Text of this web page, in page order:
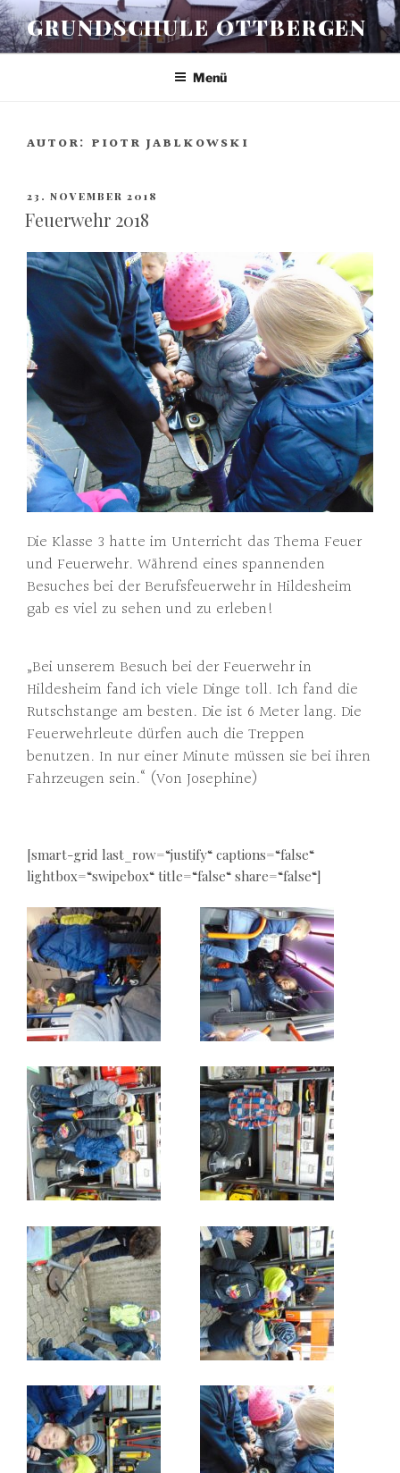
Zum
Inhalt
springen
GRUNDSCHULE OTTBERGEN
Menü
AUTOR: PIOTR JABLKOWSKI
VERÖFFENTLICHT
AM
23. NOVEMBER 2018
Feuerwehr 2018
Die Klasse 3 hatte im Unterricht das Thema Feuer
und Feuerwehr. Während eines spannenden
Besuches bei der Berufsfeuerwehr in Hildesheim
gab es viel zu sehen und zu erleben!
„Bei unserem Besuch bei der Feuerwehr in
Hildesheim fand ich viele Dinge toll. Ich fand die
Rutschstange am besten. Die ist 6 Meter lang. Die
Feuerwehrleute dürfen auch die Treppen
benutzen. In nur einer Minute müssen sie bei ihren
Fahrzeugen sein.“ (Von Josephine)
[smart-grid last_row=“justify“ captions=“false“
lightbox=“swipebox“ title=“false“ share=“false“]